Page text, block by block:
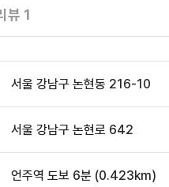
뷰 1
서울 강남구 논현동 216-10
서울 강남구 논현로 642
언주역 도보 6분 (0.423km)